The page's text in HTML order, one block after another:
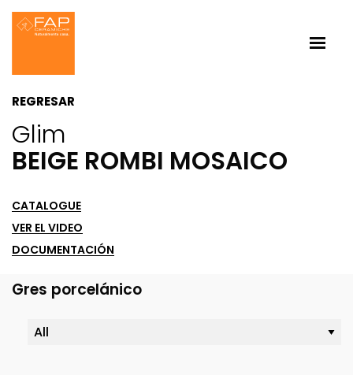
REGRESAR
Glim
BEIGE ROMBI MOSAICO
CATALOGUE
VER EL VIDEO
DOCUMENTACIÓN
Gres porcelánico